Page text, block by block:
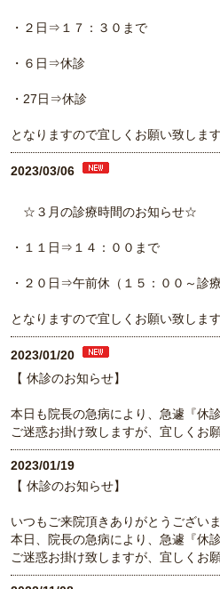
・２日⇒１７：３０まで
・６日⇒休診
・27日⇒休診
となりますので宜しくお願い致します
2023/03/06
☆３月の診療時間のお知らせ☆
・１１日⇒１４：００まで
・２０日⇒午前休（１５：００～診療
となりますので宜しくお願い致します
2023/01/20
【 休診のお知らせ】
本日も院長の急病により、急遽『休
ご迷惑お掛け致しますが、宜しくお
2023/01/19
【 休診のお知らせ】
いつもご来院頂きありがとうございま
本日、院長の急病により、急遽『休
ご迷惑お掛け致しますが、宜しくお